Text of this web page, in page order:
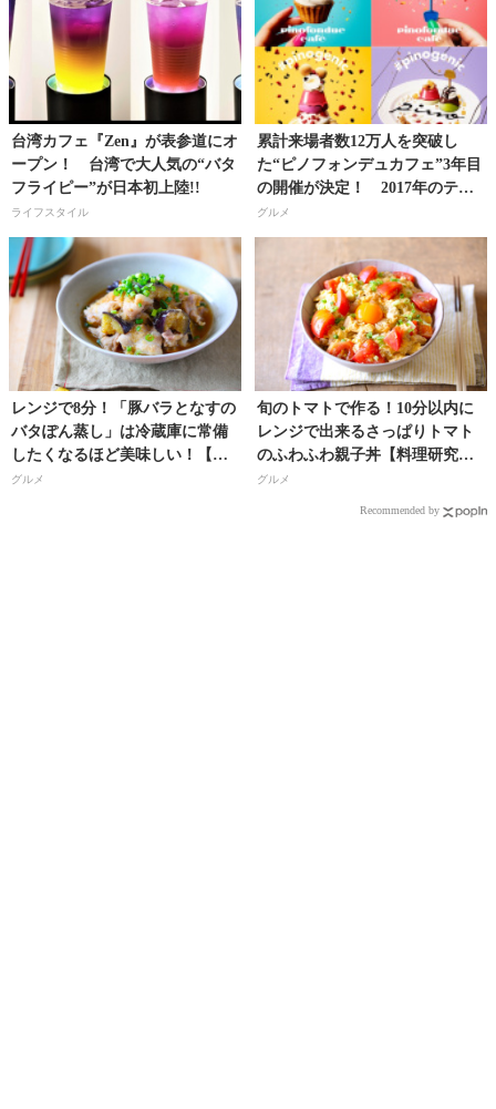
台湾カフェ『Zen』が表参道にオ
ープン！ 台湾で大人気の“バタ
フライピー”が日本初上陸!!
ライフスタイル
累計来場者数12万人を突破し
た“ピノフォンデュカフェ”3年目
の開催が決定！ 2017年のテー
マは「＃ピノジェニック」！
グルメ
レンジで8分！「豚バラとなすの
バタぽん蒸し」は冷蔵庫に常備
したくなるほど美味しい！【料
理研究家・フードコーディネー
グルメ
旬のトマトで作る！10分以内に
レンジで出来るさっぱりトマト
のふわふわ親子丼【料理研究
家・フードコーディネーター／
グルメ
Recommended by